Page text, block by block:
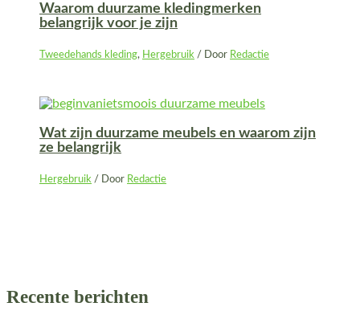
Waarom duurzame kledingmerken
belangrijk voor je zijn
Tweedehands kleding, Hergebruik / Door Redactie
Wat zijn duurzame meubels en waarom zijn
ze belangrijk
Hergebruik / Door Redactie
Recente berichten